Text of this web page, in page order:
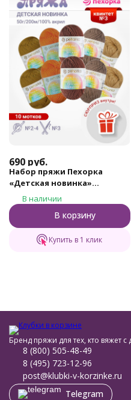
690 руб.
Набор пряжи Пехорка
«Детская новинка»
Квинтет 3
В наличии
В корзину
Купить в 1 клик
Бренд пряжи для тех, кто вяжет
8 (800) 505-48-49
8 (495) 723-12-96
post@klubki-v-korzinke.ru
Telegram